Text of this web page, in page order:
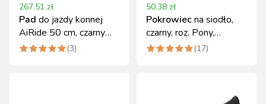
267.51 zł
Pad do jazdy konnej
AiRide 50 cm, czarny
Covalliero
(3)
50.38 zł
Pokrowiecna siodło,
czarny, roz. Pony,
Covalliero
(17)